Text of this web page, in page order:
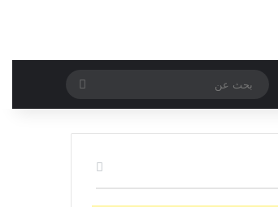
مقال عشوائي
عن